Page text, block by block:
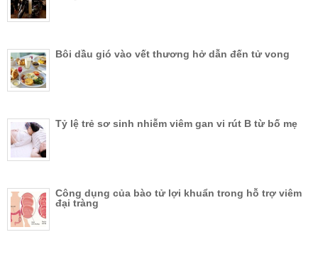
Bôi dầu gió vào vết thương hở dẫn đến tử vong
Tỷ lệ trẻ sơ sinh nhiễm viêm gan vi rút B từ bố mẹ
Công dụng của bào tử lợi khuẩn trong hỗ trợ viêm
đại tràng